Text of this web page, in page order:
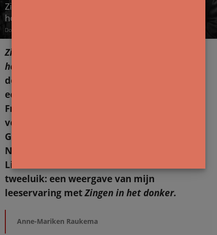
Zingen in het donker. Een kijkje met opgeheven
hoofd in een duistere keuken
Door
Zingen in het donker. Brieven uit de
hongerwinter
deze maand. De brieven zijn bezorgd en van
een voorwoord voorzien door Lieneke
Frerichs. Als er een schrijver met Oost
verbonden was, dan was dat wel J.H.F.
Grönloh, die schreef onder het pseudoniem
Nescio (Ik weet niet). Na een interview met
Lieneke Frerichs is dit
tweeluik: een weergave van mijn
leeservaring metZingen in het donker.
Anne-Mariken Raukema